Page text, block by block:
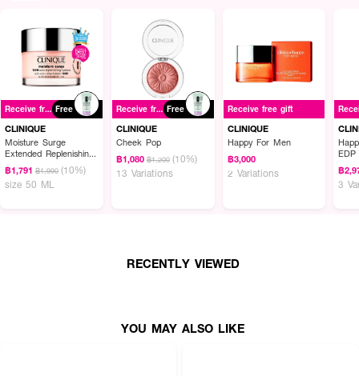
● Moisture Surge™ 100H Auto-Replenishing Hydrator มอยส์เจอไรเซอร์เจล
ครีมเนื้อบางเบา ผสานพลัง Aloe Bioferment และ Hyaluronic Acid ล็อกความ
ชุ่มชื้นยาวนานต่อเนื่อง 100 ชั่วโมง
● Deep Hydration & Radiant บูสต์ผิวแห้งล้าให้กลับมาอิ่มฟูฉ่ำเด้ง กระตุ้นการ
ทำงานของผิวเพื่อความกระจ่างใสและนุ่มละเอียด
● Skin Barrier Support ปรับสมดุลผิวด้วยส่วนผสมของคาเฟอีน (Caffeine),
สารสกัดจากชะเอมเทศ (Glycyrrhetinic Acid) และทรีฮาโลส (Trehalose) เสริม
ความแข็งแรงให้ปราการผิว
● Dual-Action Usage สามารถประยุกต์ใช้งานได้หลากหลาย ทั้งการบำรุงประจำ
วัน ทาทับเมคอัพเพื่อเพิ่มความโกลว์ หรือใช้เป็นมาสก์บำรุงผิวแบบเร่งด่วนใน 5
● หลังจากทำความสะอาดผิวหน้าให้สะอาดและเช็ดให้แห้งสนิทเรียบร้อยแล้ว
Receive free gift Free
CLINIQUE
Moisture Surge
Extended Replenishing
Hydrator
฿1,791 ฿1,990 (10%)
size 50 ML
Receive free gift Free
CLINIQUE
Cheek Pop
฿1,080 ฿1,200 (10%)
13 Variations
Receive free gift
CLINIQUE
Happy For Men
฿3,000
2 Variations
EDP
฿
3
RECENTLY VIEWED
YOU MAY ALSO LIKE